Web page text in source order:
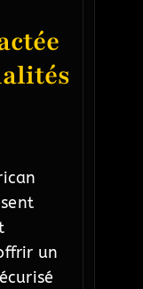
un